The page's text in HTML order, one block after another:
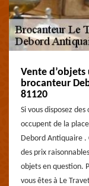
Vente d’objets
brocanteur
81120
Si vous disposez
occupent de la
Debord Antiquaire .
des prix
objets en question.
vous êtes à Le